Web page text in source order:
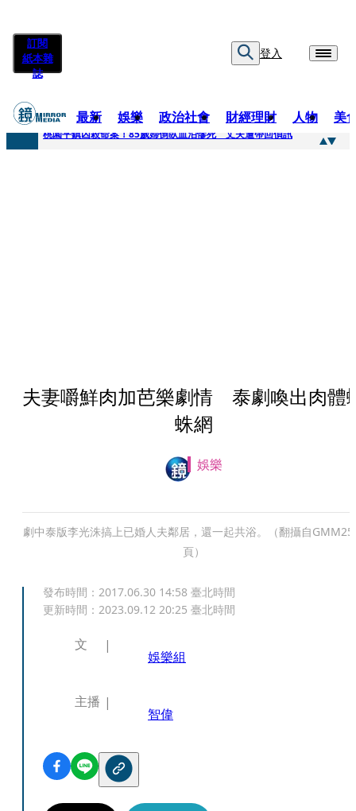
訂閱
紙本雜
誌
登入
最新 娛樂 政治社會 財經理財 人物 美
快訊
桃園平鎮凶殺命案！85歲婦倒臥血泊慘死 丈夫遭帶回偵訊
夫妻嚼鮮肉加芭樂劇情 泰劇喚出肉體
蛛網
娛樂
劇中泰版李光洙搞上已婚人夫鄰居，還一起共浴。（翻攝自
頁）
發布時間： 2017.06.30 14:58 臺北時間
更新時間： 2023.09.12 20:25 臺北時間
文
娛樂組
主播
智偉